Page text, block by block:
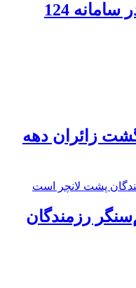
ثبت قیمت کالا و خدمات در سامانه 124
زائران دهه
رزمندگان